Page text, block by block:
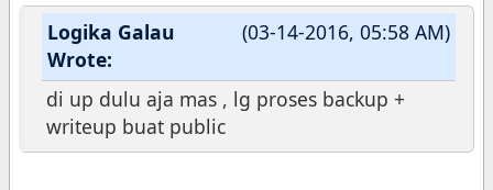
(03-14-2016, 05:58 AM)
Logika Galau
Wrote:
di up dulu aja mas , lg proses backup +
writeup buat public